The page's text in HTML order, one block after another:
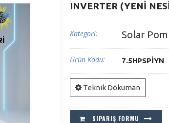
INVERTER (YENİ
Kategori: Solar
Ürün Kodu: 7.5HPSPİYN
Teknik Döküman
SIPARIŞ FORMU